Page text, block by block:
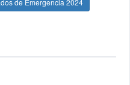
de Emergencia 2024